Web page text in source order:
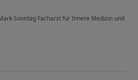
Sonntag Facharzt für Innere Medizin und